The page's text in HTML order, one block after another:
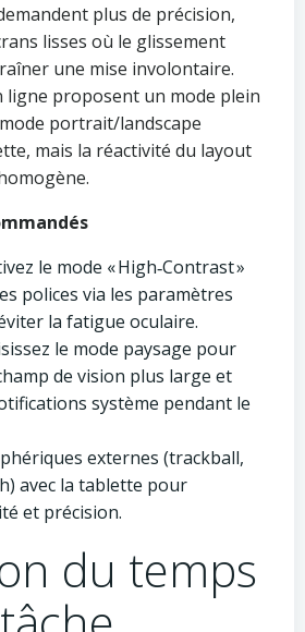
plus de précision,
lisses où le glissement
une mise involontaire.
ligne proposent un mode plein
portrait/landscape
mais la réactivité du layout
le mode « High‑Contrast »
polices via les paramètres
la fatigue oculaire.
le mode paysage pour
de vision plus large et
système pendant le
externes (trackball,
avec la tablette pour
et précision.
du temps